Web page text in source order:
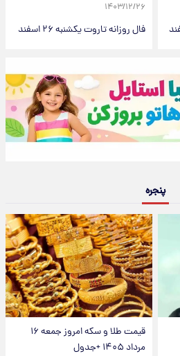
۱۴۰۳/۱۲/۲۶
فال روزانه تاروت یکشنبه ۲۶ اسفند
پنجره
قیمت طلا و سکه امروز جمعه ۱۶
مرداد ۱۴۰۵ +جدول